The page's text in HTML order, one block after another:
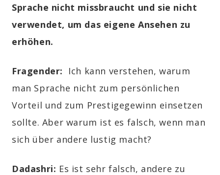
Sprache nicht missbraucht und sie nicht
verwendet, um das eigene Ansehen zu
erhöhen.
Fragender: Ich kann verstehen, warum
man Sprache nicht zum persönlichen
Vorteil und zum Prestigegewinn einsetzen
sollte. Aber warum ist es falsch, wenn man
sich über andere lustig macht?
Dadashri: Es ist sehr falsch, andere zu